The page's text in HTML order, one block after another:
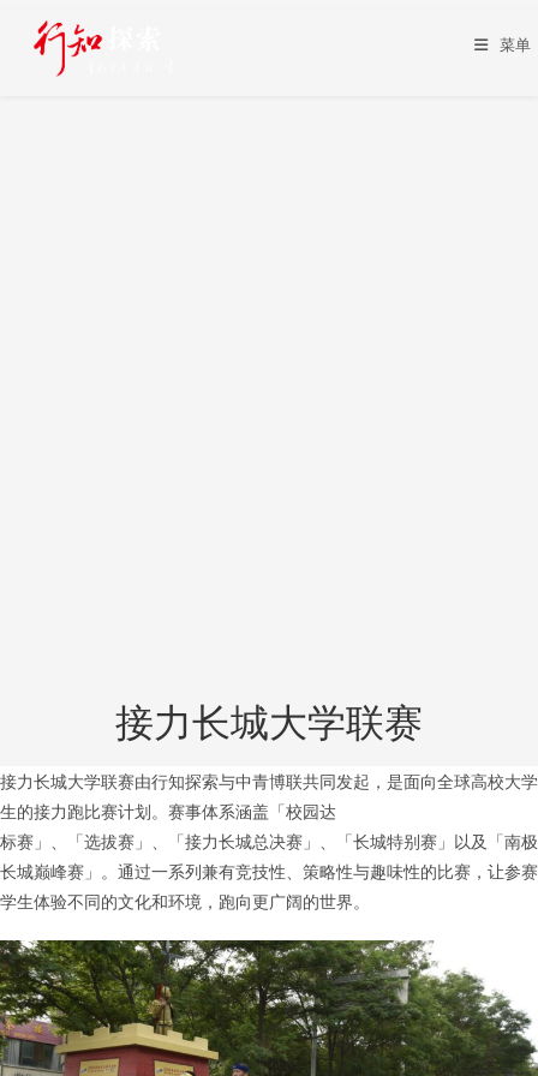
content
菜单
接力长城大学联赛
接力长城大学联赛由行知探索与中青博联共同发起，是面向全球高校大学
生的接力跑比赛计划。赛事体系涵盖「校园达
标赛」、「选拔赛」、「接力长城总决赛」、「长城特别赛」以及「南极
长城巅峰赛」。通过一系列兼有竞技性、策略性与趣味性的比赛，让参赛
学生体验不同的文化和环境，跑向更广阔的世界。